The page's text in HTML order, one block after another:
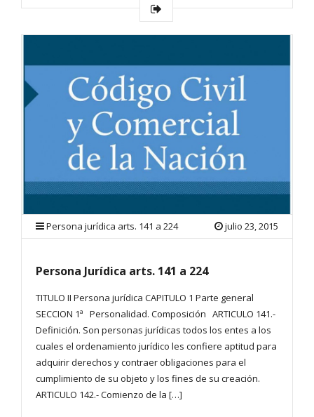
Persona jurídica arts. 141 a 224 julio 23, 2015
Persona Jurídica arts. 141 a 224
TITULO II Persona jurídica CAPITULO 1 Parte general
SECCION 1ª Personalidad. Composición ARTICULO 141.-
Definición. Son personas jurídicas todos los entes a los
cuales el ordenamiento jurídico les confiere aptitud para
adquirir derechos y contraer obligaciones para el
cumplimiento de su objeto y los fines de su creación.
ARTICULO 142.- Comienzo de la […]